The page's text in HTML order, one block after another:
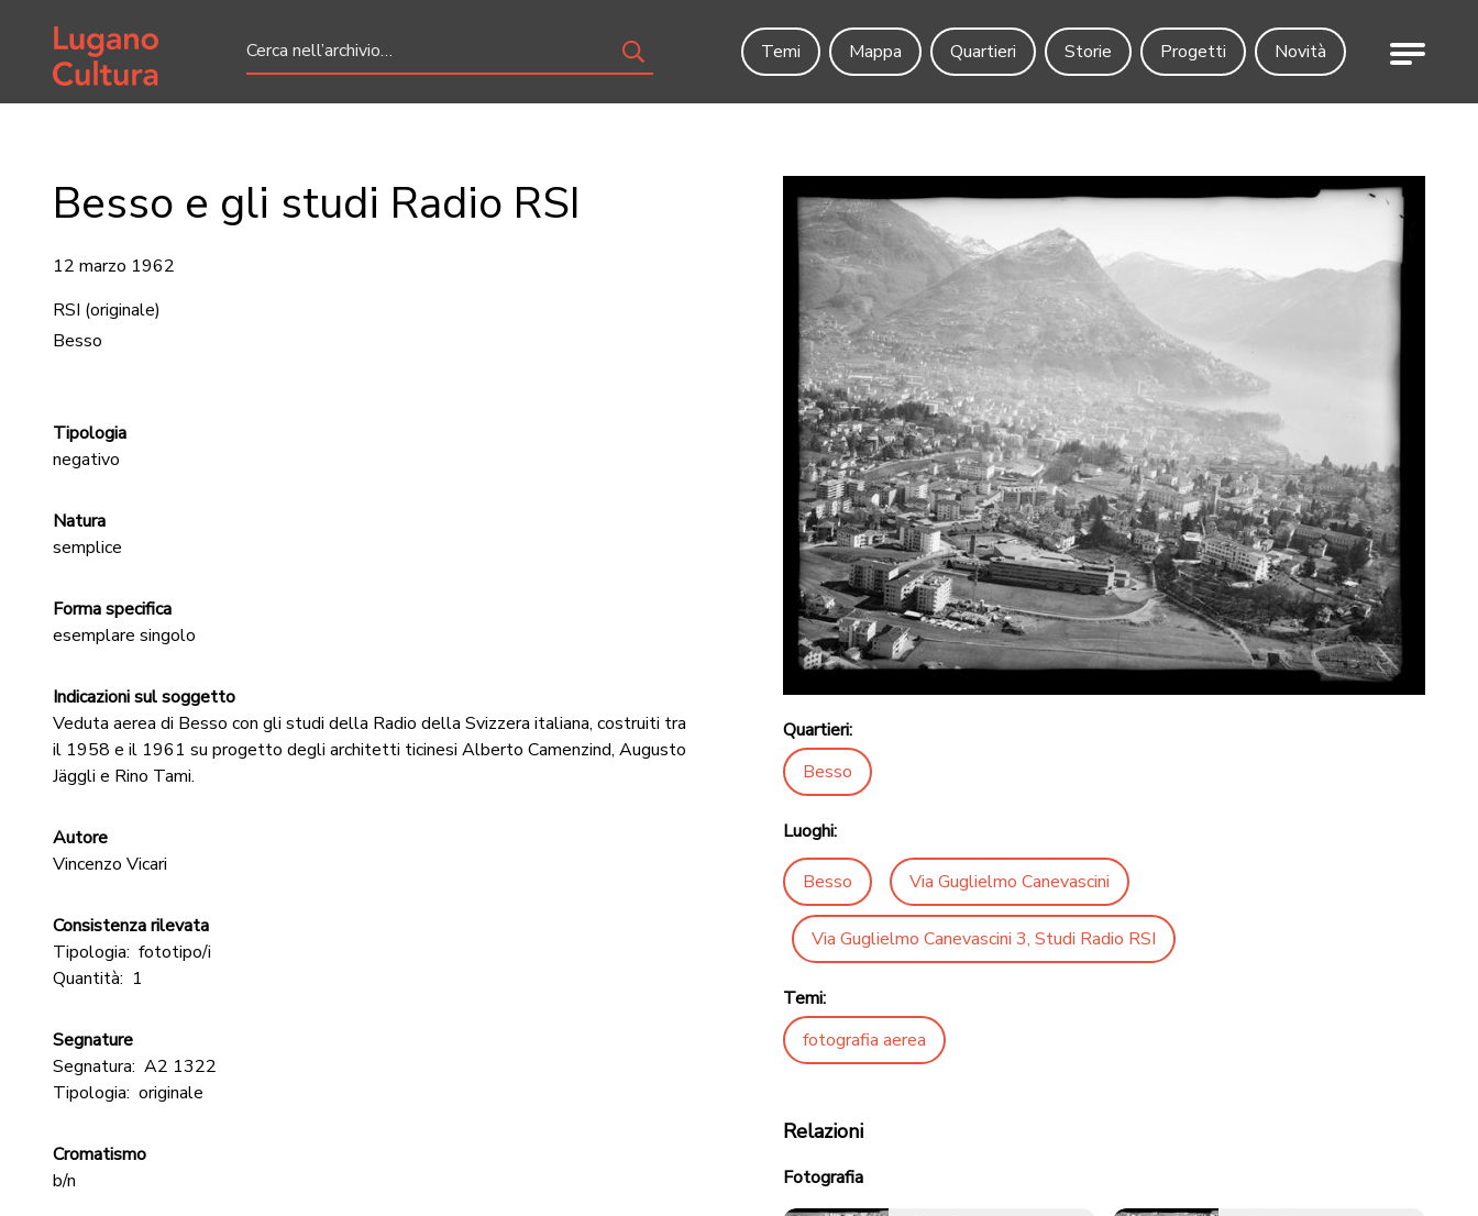
Home page
Temi
Mappa Quartieri Storie Progetti Novità Menu
Besso e gli studi Radio RSI
12 marzo 1962
RSI (originale)
Besso
Tipologia
negativo
Natura
semplice
Forma specifica
esemplare singolo
Indicazioni sul soggetto
Veduta aerea di Besso con gli studi della Radio della Svizzera italiana, costruiti tra
il 1958 e il 1961 su progetto degli architetti ticinesi Alberto Camenzind, Augusto
Jäggli e Rino Tami.
Autore
Vincenzo Vicari
Consistenza rilevata
Tipologia: fototipo/i
Quantità: 1
Segnature
Segnatura: A2 1322
Tipologia: originale
Cromatismo
b/n
Quartieri:
Besso
Luoghi:
Besso Via Guglielmo Canevascini
Via Guglielmo Canevascini 3, Studi Radio RSI
Temi:
fotografia aerea
Relazioni
Fotografia